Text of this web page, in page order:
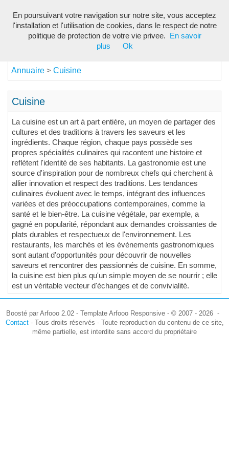
Annuaire > Cuisine
Cuisine
La cuisine est un art à part entière, un moyen de partager des
cultures et des traditions à travers les saveurs et les
ingrédients. Chaque région, chaque pays possède ses
propres spécialités culinaires qui racontent une histoire et
reflètent l'identité de ses habitants. La gastronomie est une
source d'inspiration pour de nombreux chefs qui cherchent à
allier innovation et respect des traditions. Les tendances
culinaires évoluent avec le temps, intégrant des influences
variées et des préoccupations contemporaines, comme la
santé et le bien-être. La cuisine végétale, par exemple, a
gagné en popularité, répondant aux demandes croissantes de
plats durables et respectueux de l'environnement. Les
restaurants, les marchés et les événements gastronomiques
sont autant d'opportunités pour découvrir de nouvelles
saveurs et rencontrer des passionnés de cuisine. En somme,
la cuisine est bien plus qu'un simple moyen de se nourrir ; elle
est un véritable vecteur d'échanges et de convivialité.
Boosté par Arfooo 2.02 - Template Arfooo Responsive - © 2007 - 2026 -
Contact- Tous droits réservés - Toute reproduction du contenu de ce site,
même partielle, est interdite sans accord du propriétaire
En poursuivant votre navigation sur notre site, vous acceptez
l'installation et l'utilisation de cookies, dans le respect de notre
politique de protection de votre vie privee.
En savoir
plus
Ok